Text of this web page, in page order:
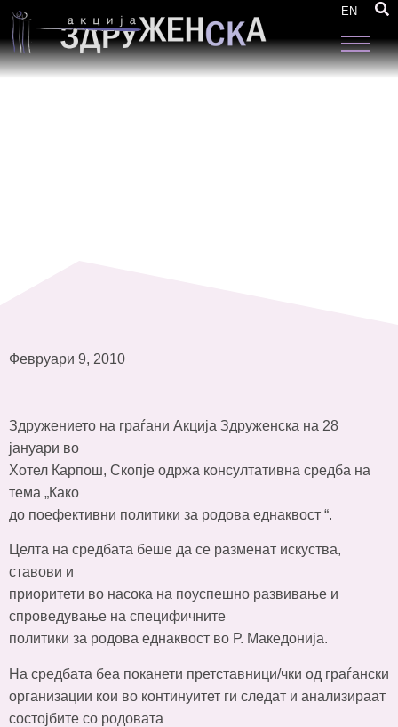
EN
поефективни политики за родова еднаквост
“.
Февруари 9, 2010
Здружението на граѓани Акција Здруженска на 28
јануари во
Хотел Карпош, Скопје одржа консултативна средба на
тема „Како
до поефективни политики за родова еднаквост “.
Целта на средбата беше да се разменат искуства,
ставови и
приоритети во насока на поуспешно развивање и
спроведување на специфичните
политики за родова еднаквост во Р. Македонија.
На средбата беа поканети претставници/чки од граѓански
организации кои во континуитет ги следат и анализираат
состојбите со родовата